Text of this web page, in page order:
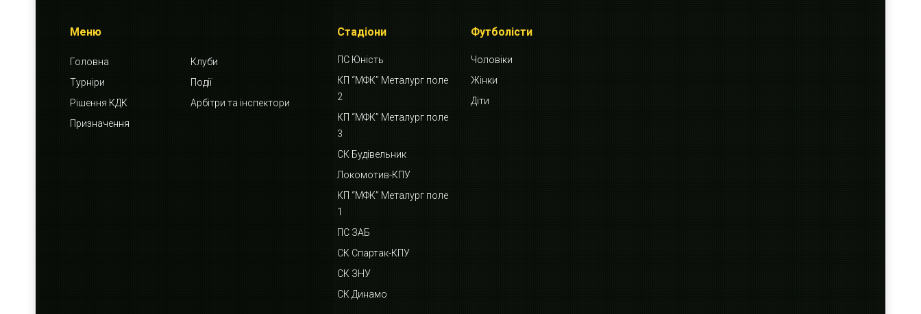
Меню
Головна
Клуби
Турніри
Події
Рішення КДК
Арбітри та інспектори
Призначення
Стадіони
ПС Юність
КП “МФК” Металург поле
2
КП “МФК” Металург поле
3
СК Будівельник
Локомотив-КПУ
КП “МФК” Металург поле
1
ПС ЗАБ
СК Спартак-КПУ
СК ЗНУ
СК Динамо
Футболісти
Чоловіки
Жінки
Діти